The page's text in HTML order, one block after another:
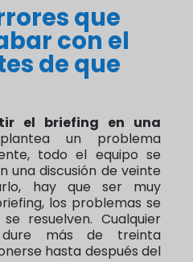
que
con el
de que
el briefing en una
un problema
todo el equipo se
una discusión de veinte
hay que ser muy
los problemas se
resuelven. Cualquier
dure más de treinta
hasta después del